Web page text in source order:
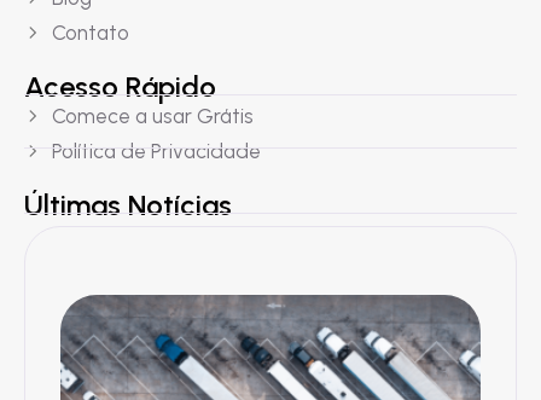
Contato
Acesso Rápido
Comece a usar Grátis
Política de Privacidade
Últimas Notícias